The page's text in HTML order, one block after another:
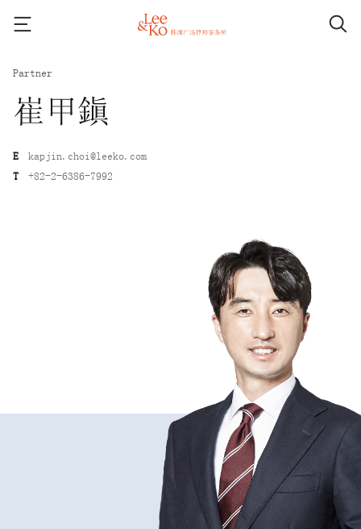
Partner
崔甲鎭
E
kapjin.choi@leeko.com
T
+82-2-6386-7992